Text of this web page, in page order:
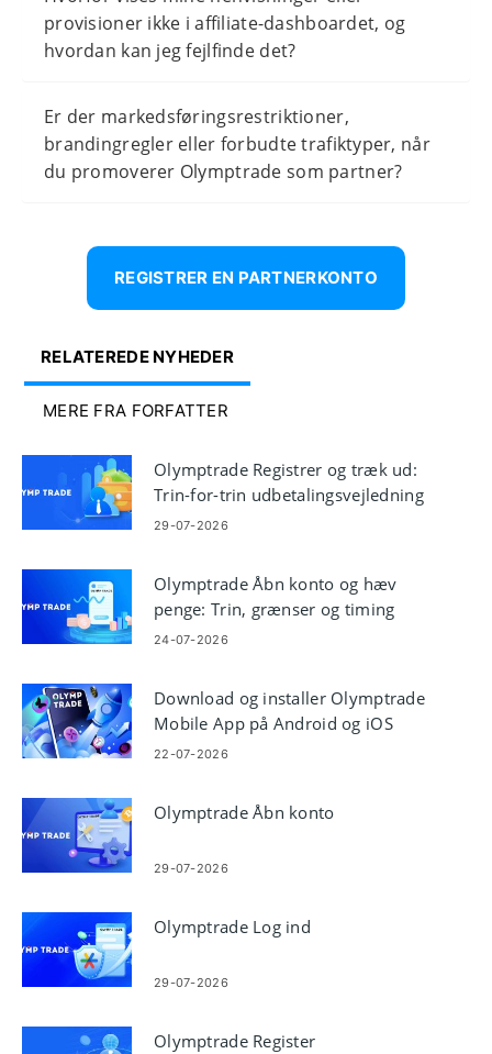
provisioner ikke i affiliate-dashboardet, og
hvordan kan jeg fejlfinde det?
Er der markedsføringsrestriktioner,
brandingregler eller forbudte trafiktyper, når
du promoverer Olymptrade som partner?
REGISTRER EN PARTNERKONTO
RELATEREDE NYHEDER
MERE FRA FORFATTER
Olymptrade Registrer og træk ud:
Trin-for-trin udbetalingsvejledning
29-07-2026
Olymptrade Åbn konto og hæv
penge: Trin, grænser og timing
24-07-2026
Download og installer Olymptrade
Mobile App på Android og iOS
22-07-2026
Olymptrade Åbn konto
29-07-2026
Olymptrade Log ind
29-07-2026
Olymptrade Register